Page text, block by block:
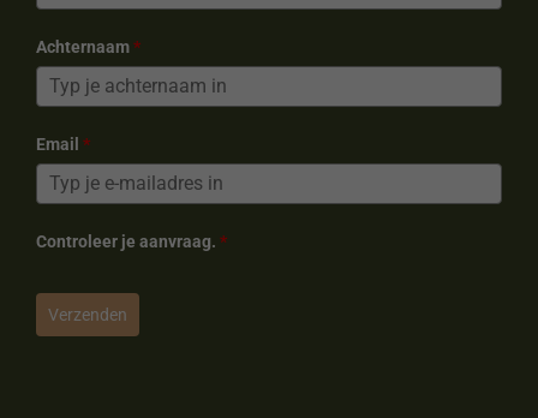
Achternaam*
Email *
Controleer je aanvraag. *
Verzenden